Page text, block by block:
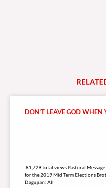
DON’T LEAVE GOD WHEN
81,729 total views Pastoral
for the 2019 Mid Term Elections
Dagupan: All